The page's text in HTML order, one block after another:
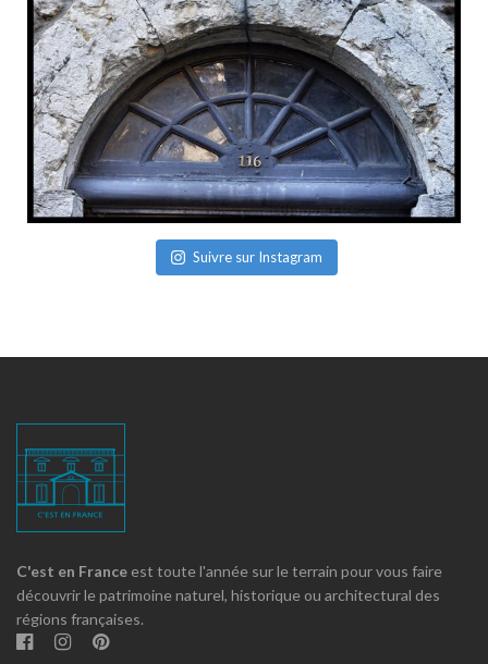
Suivre sur Instagram
C'est en France est toute l'année sur le terrain pour vous faire
découvrir le patrimoine naturel, historique ou architectural des
régions françaises.